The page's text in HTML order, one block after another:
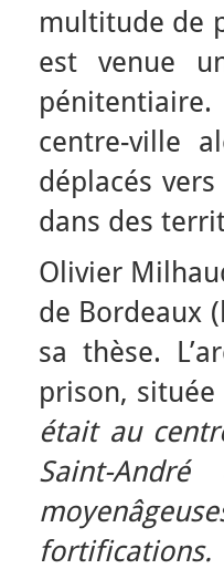
multitude de
est venue
centre-ville
déplacés
dans des
Olivier
de Bordeaux
sa thèse.
prison,
était au
Saint-